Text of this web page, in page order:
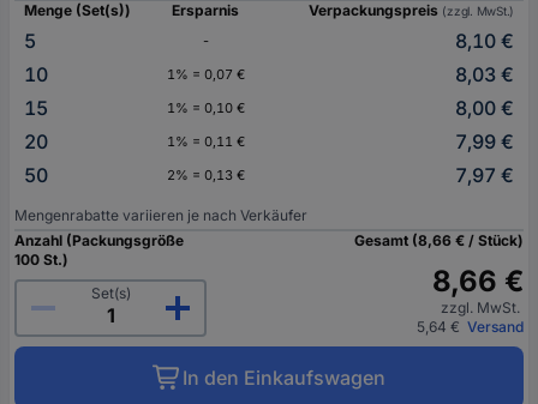
Menge (Set(s))
Ersparnis Verpackungspreis (zzgl. MwSt.)
5 -
8,10 €
10
1% = 0,07 €
8,03 €
15
1% = 0,10 €
8,00 €
20
1% = 0,11 €
7,99 €
50
2% = 0,13 € 7,97 €
Mengenrabatte variieren je nach Verkäufer
Anzahl (Packungsgröße
100 St.)
Set(s)
Gesamt (8,66 € / Stück)
8,66 €
zzgl. MwSt.
5,64 € Versand
In den Einkaufswagen